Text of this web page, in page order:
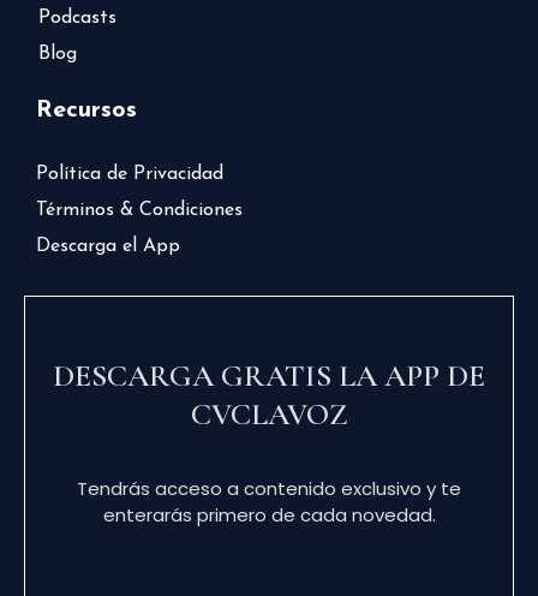
Podcasts
Blog
Recursos
Política de Privacidad
Términos & Condiciones
Descarga el App
DESCARGA GRATIS LA APP DE
CVCLAVOZ
Tendrás acceso a contenido exclusivo y te
enterarás primero de cada novedad.